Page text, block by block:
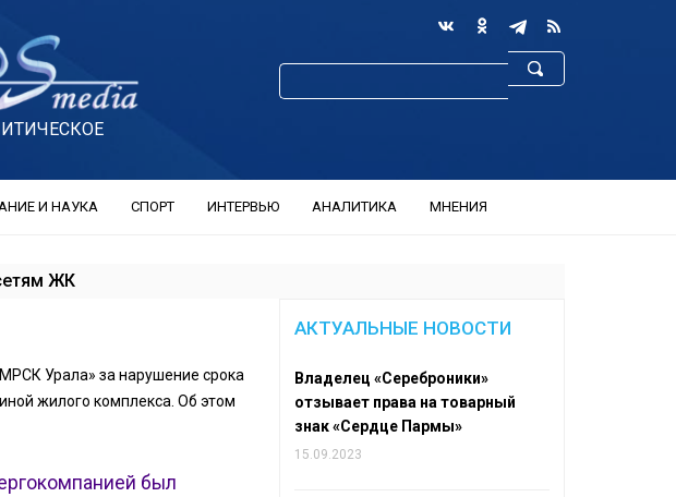
И НАУКА СПОРТ ИНТЕРВЬЮ АНАЛИТИКА МНЕНИЯ
ЖК
Урала» за нарушение срока
жилого комплекса. Об этом
был
АКТУАЛЬНЫЕ НОВОСТИ
Владелец «Сереброники»
отзывает права на товарный
знак «Сердце Пармы»
15.09.2023